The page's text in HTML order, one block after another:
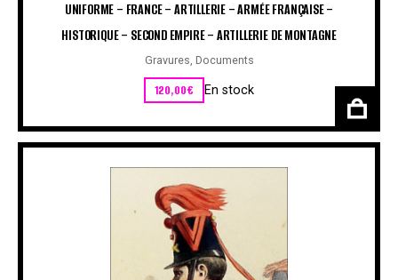
UNIFORME – FRANCE – ARTILLERIE – ARMÉE FRANÇAISE –
HISTORIQUE – SECOND EMPIRE – ARTILLERIE DE MONTAGNE
Gravures, Documents
120,00€ En stock